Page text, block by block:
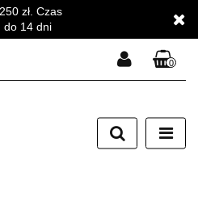
zł. Czas
do 14 dni
Zarejestruj się
Dodaj zgłoszenie
0